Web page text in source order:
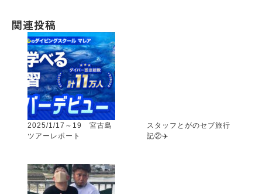
関連投稿
2025/1/17～19 宮古島
ツアーレポート
スタッフとがのセブ旅行
記②✈️